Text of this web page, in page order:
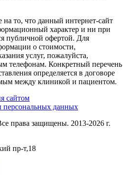
то, что данный интернет-сайт
характер и ни при
публичной офертой. Для
о стоимости,
услуг, пожалуйста,
телефонам. Конкретный перечень
определяется в договоре
между клиникой и пациентом.
сайтом
персональных данных
права защищены. 2013-2026 г.
пр-т,18